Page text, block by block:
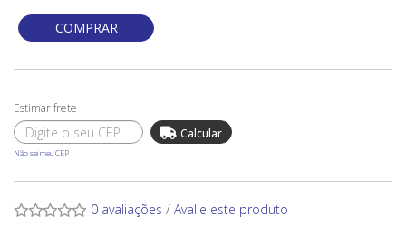
COMPRAR
Não sei meu CEP
0 avaliações / Avalie este produto